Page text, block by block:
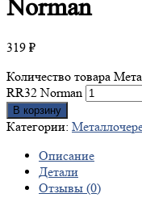
Norman
319 ₽
Количество товара
RR32 Norman
В корзину
Категории:
Описание
Детали
Отзывы (0)